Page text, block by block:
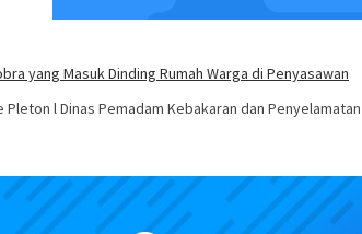
yang Masuk Dinding Rumah Warga di Penyasawan
l Dinas Pemadam Kebakaran dan